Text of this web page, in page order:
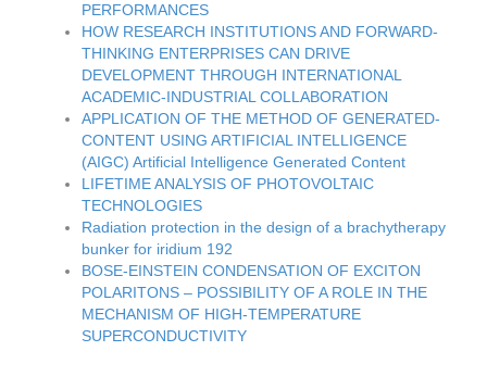
PERFORMANCES
HOW RESEARCH INSTITUTIONS AND FORWARD-
THINKING ENTERPRISES CAN DRIVE
DEVELOPMENT THROUGH INTERNATIONAL
ACADEMIC-INDUSTRIAL COLLABORATION
APPLICATION OF THE METHOD OF GENERATED-
CONTENT USING ARTIFICIAL INTELLIGENCE
(AIGC) Artificial Intelligence Generated Content
LIFETIME ANALYSIS OF PHOTOVOLTAIC
TECHNOLOGIES
Radiation protection in the design of a brachytherapy
bunker for iridium 192
BOSE-EINSTEIN CONDENSATION OF EXCITON
POLARITONS – POSSIBILITY OF A ROLE IN THE
MECHANISM OF HIGH-TEMPERATURE
SUPERCONDUCTIVITY